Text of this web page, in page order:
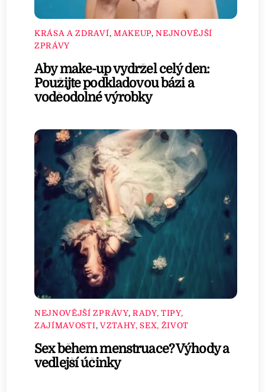
KRÁSA A ZDRAVÍ, MAKEUP,NEJNOVĚJŠÍ
ZPRÁVY
Aby make-up vydržel celý den:
Použijte podkladovou bázi a
voděodolné výrobky
NEJNOVĚJŠÍ ZPRÁVY, RADY, TIPY,
ZAJÍMAVOSTI, VZTAHY, SEX, ŽIVOT
Sex během menstruace? Výhody a
vedlejší účinky